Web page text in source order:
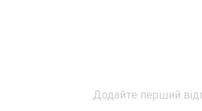
Додайте перший